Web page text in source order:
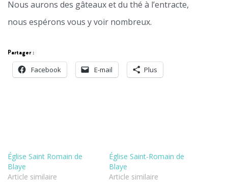
Nous aurons des gâteaux et du thé à l’entracte,
nous espérons vous y voir nombreux.
Partager :
Facebook
E-mail Plus
Église Saint Romain de
Blaye
Article similaire
Église Saint-Romain de
Blaye
Article similaire